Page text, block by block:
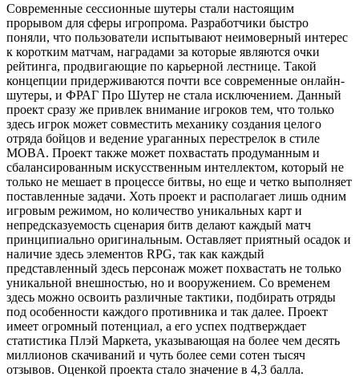
Современные сессионные шутеры стали настоящим
прорывом для сферы игропрома. Разработчики быстро
поняли, что пользователи испытывают неимоверный интерес
к коротким матчам, наградами за которые являются очки
рейтинга, продвигающие по карьерной лестнице. Такой
концепции придерживаются почти все современные онлайн-
шутеры, и ФРАГ Про Шутер не стала исключением. Данный
проект сразу же привлек внимание игроков тем, что только
здесь игрок может совместить механику создания целого
отряда бойцов и ведение ураганных перестрелок в стиле
MOBA. Проект также может похвастать продуманным и
сбалансированным искусственным интеллектом, который не
только не мешает в процессе битвы, но еще и четко выполняет
поставленные задачи. Хоть проект и располагает лишь одним
игровым режимом, но количество уникальных карт и
непредсказуемость сценария битв делают каждый матч
принципиально оригинальным. Оставляет приятный осадок и
наличие здесь элементов RPG, так как каждый
представленный здесь персонаж может похвастать не только
уникальной внешностью, но и вооружением. Со временем
здесь можно освоить различные тактики, подбирать отряды
под особенности каждого противника и так далее. Проект
имеет огромный потенциал, а его успех подтверждает
статистика Плэй Маркета, указывающая на более чем десять
миллионов скачиваний и чуть более семи сотен тысяч
отзывов. Оценкой проекта стало значение в 4,3 балла.